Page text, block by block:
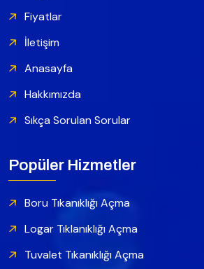
Fiyatlar
İletişim
Anasayfa
Hakkımızda
Sıkça Sorulan Sorular
Popüler Hizmetler
Boru Tıkanıklığı Açma
Logar Tıklanıklığı Açma
Tuvalet Tıkanıklığı Açma